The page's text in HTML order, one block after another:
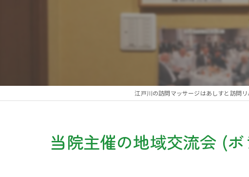
ビジョン
事業案内
江戸川の訪問マッサージはあしすと訪問
当院主催の地域交流会 (